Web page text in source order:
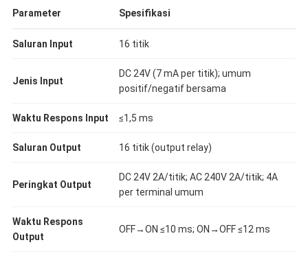
​Parameter​ ​Spesifikasi​
​Saluran Input​ 16 titik
​Jenis Input​
DC 24V (7 mA per titik); umum
positif/negatif bersama
​Waktu Respons Input​ ≤1,5 ms
​Saluran Output​ 16 titik (output relay)
​Peringkat Output​
DC 24V 2A/titik; AC 240V 2A/titik; 4A
per terminal umum
​Waktu Respons
Output​
OFF→ON ≤10 ms; ON→OFF ≤12 ms